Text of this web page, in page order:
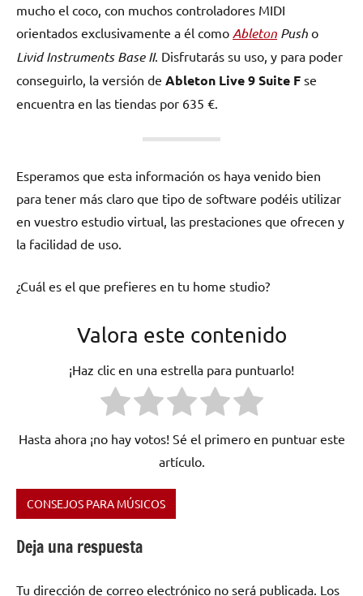
mucho el coco, con muchos controladores MIDI
orientados exclusivamente a él como Ableton Push o
Livid Instruments Base II. Disfrutarás su uso, y para poder
conseguirlo, la versión de Ableton Live 9 Suite F se
encuentra en las tiendas por 635 €.
Esperamos que esta información os haya venido bien
para tener más claro que tipo de software podéis utilizar
en vuestro estudio virtual, las prestaciones que ofrecen y
la facilidad de uso.
¿Cuál es el que prefieres en tu home studio?
Valora este contenido
¡Haz clic en una estrella para puntuarlo!
Hasta ahora ¡no hay votos! Sé el primero en puntuar este
artículo.
Etiquetado
casero,
edicion,
CONSEJOS PARA MÚSICOS
Deja una respuesta
Tu dirección de correo electrónico no será publicada. Los